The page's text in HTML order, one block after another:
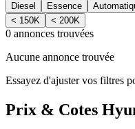
Diesel
Essence
< 150K
< 200K
0 annonces trouvées
Aucune annonce trouvée
Essayez d'ajuster vos filtres
Prix & Cotes